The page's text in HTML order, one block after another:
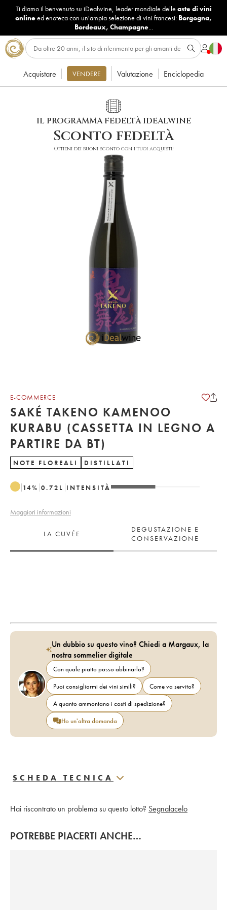
Ti diamo il benvenuto su iDealwine, leader mondiale delle aste di vini
onlineed enoteca con un'ampia selezione di vini francesi: Borgogna,
Bordeaux, Champagne...
Acquistare VENDERE Valutazione Enciclopedia
IL PROGRAMMA FEDELTÀ IDEALWINE
Sconto fedeltà
Ottieni dei buoni sconto con i tuoi acquisti!
E-COMMERCE
SAKÉ TAKENO KAMENOO
KURABU (CASSETTA IN LEGNO A
PARTIRE DA BT)
NOTE FLOREALI DISTILLATI
14% 0.72 L INTENSITÀ
Maggiori informazioni
LA CUVÉE
DEGUSTAZIONE E
CONSERVAZIONE
Un dubbio su questo vino? Chiedi a Margaux, la
nostra sommelier digitale
Con quale piatto posso abbinarlo?
Puoi consigliarmi dei vini simili?
Come va servito?
A quanto ammontano i costi di spedizione?
Ho un'altra domanda
SCHEDA TECNICA
Hai riscontrato un problema su questo lotto? Segnalacelo
POTREBBE PIACERTI ANCHE…